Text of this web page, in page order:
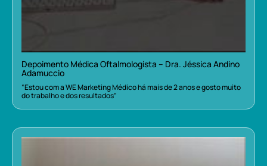
Depoimento Médica Oftalmologista – Dra. Jéssica Andino
Adamuccio
“Estou com a WE Marketing Médico há mais de 2 anos e gosto muito
do trabalho e dos resultados”